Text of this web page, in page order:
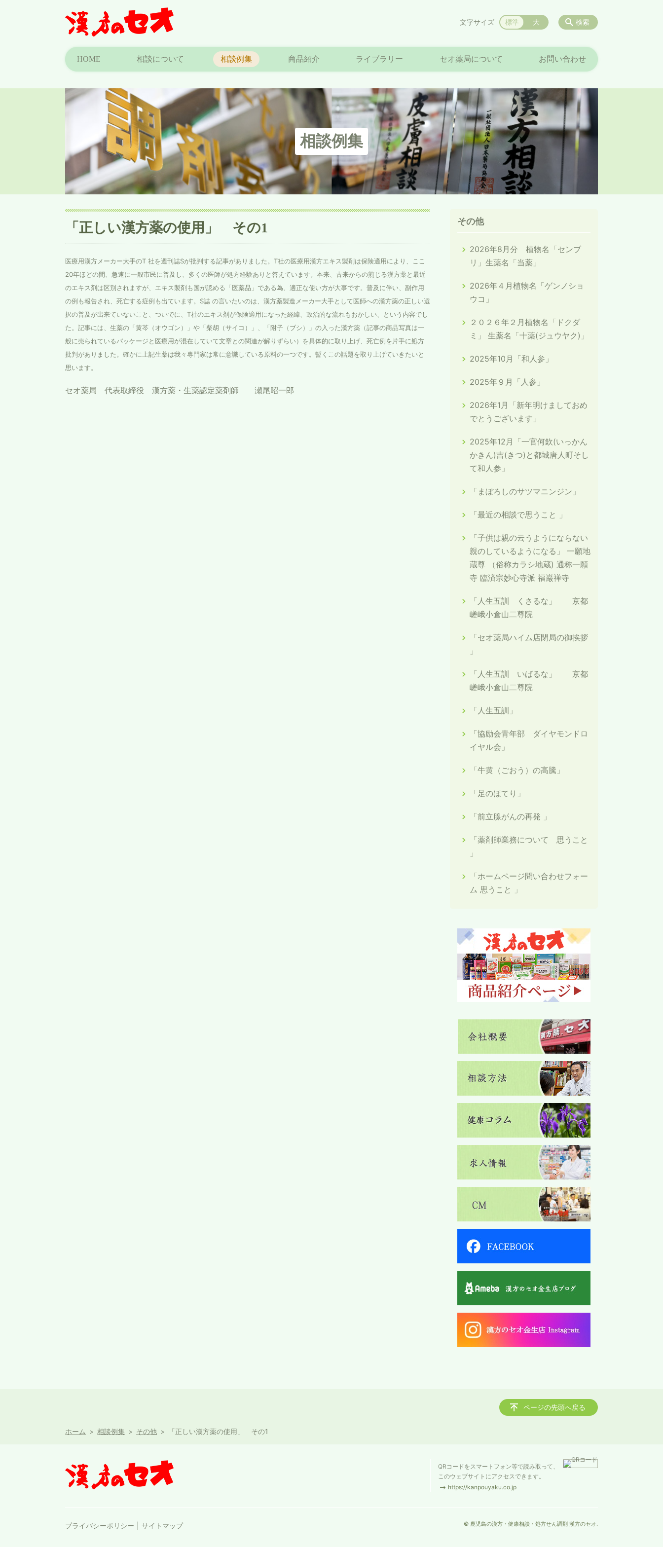
HOME 相談について 相談例集 商品紹介 ライブラリー セオ薬局について お問い合わせ
検索
文字サイズ 標準 大
相談例集
「正しい漢方薬の使用」 その1
医療用漢方メーカー大手のT 社を週刊誌Sが批判する記事がありました。T社の医療用漢方エキス製剤は保険適用により、ここ
20年ほどの間、急速に一般市民に普及し、多くの医師が処方経験ありと答えています。本来、古来からの煎じる漢方薬と最近
のエキス剤は区別されますが、エキス製剤も国が認める「医薬品」である為、適正な使い方が大事です。普及に伴い、副作用
の例も報告され、死亡する症例も出ています。S誌 の言いたいのは、漢方薬製造メーカー大手として医師への漢方薬の正しい選
択の普及が出来ていないこと、ついでに、T社のエキス剤が保険適用になった経緯、政治的な流れもおかしい、という内容でし
た。記事には、生薬の「黄芩（オウゴン）」や「柴胡（サイコ）」、「附子（ブシ）」の入った漢方薬（記事の商品写真は一
般に売られているパッケージと医療用が混在していて文章との関連が解りずらい）を具体的に取り上げ、死亡例を片手に処方
批判がありました。確かに上記生薬は我々専門家は常に意識している原料の一つです。暫くこの話題を取り上げていきたいと
思います。
セオ薬局 代表取締役 漢方薬・生薬認定薬剤師 瀬尾昭一郎
その他
2026年8月分 植物名「センブ
リ」生薬名「当薬」
2026年４月植物名「ゲンノショ
ウコ」
２０２６年２月植物名「ドクダ
ミ」 生薬名「十薬(ジュウヤク)」
2025年10月「和人参」
2025年９月「人参」
2026年1月「新年明けましておめ
でとうございます」
2025年12月「一官何欽(いっかん
かきん)吉(きつ)と都城唐人町そし
て和人参」
「まぼろしのサツマニンジン」
「最近の相談で思うこと 」
「子供は親の云うようにならない
親のしているようになる」 一願地
蔵尊 （俗称カラシ地蔵) 通称一願
寺 臨済宗妙心寺派 福巌禅寺
「人生五訓 くさるな」 京都
嵯峨小倉山二尊院
「セオ薬局ハイム店閉局の御挨拶
」
「人生五訓 いばるな」 京都
嵯峨小倉山二尊院
「人生五訓」
「協励会青年部 ダイヤモンドロ
イヤル会」
「牛黄（ごおう）の高騰」
「足のほてり」
「前立腺がんの再発 」
「薬剤師業務について 思うこと
」
「ホームページ問い合わせフォー
ム 思うこと 」
ページの先頭へ戻る
ホーム 相談例集 その他 「正しい漢方薬の使用」 その1
QRコードをスマートフォン等で読み取って、
このウェブサイトにアクセスできます。
https://kanpouyaku.co.jp
プライバシーポリシー サイトマップ © 鹿児島の漢方・健康相談・処方せん調剤 漢方のセオ.